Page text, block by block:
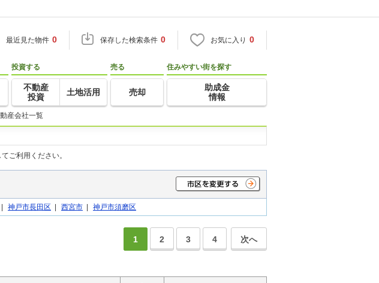
最近見た物件 0 保存した検索条件 0 お気に入り 0
投資する
不動産
投資
土地活用
売る
売却
住みやすい街を探す
助成金
情報
産会社一覧
ご利用ください。
| 神戸市長田区 | 西宮市 | 神戸市須磨区
1 2 3 4 次へ